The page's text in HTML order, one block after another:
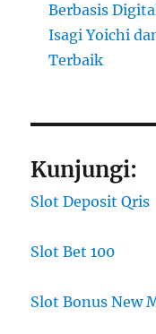
Berbasis
Isagi Yoichi
Terbaik
Kunjungi:
Slot Deposit Qris
Slot Bet 100
Slot Bonus New